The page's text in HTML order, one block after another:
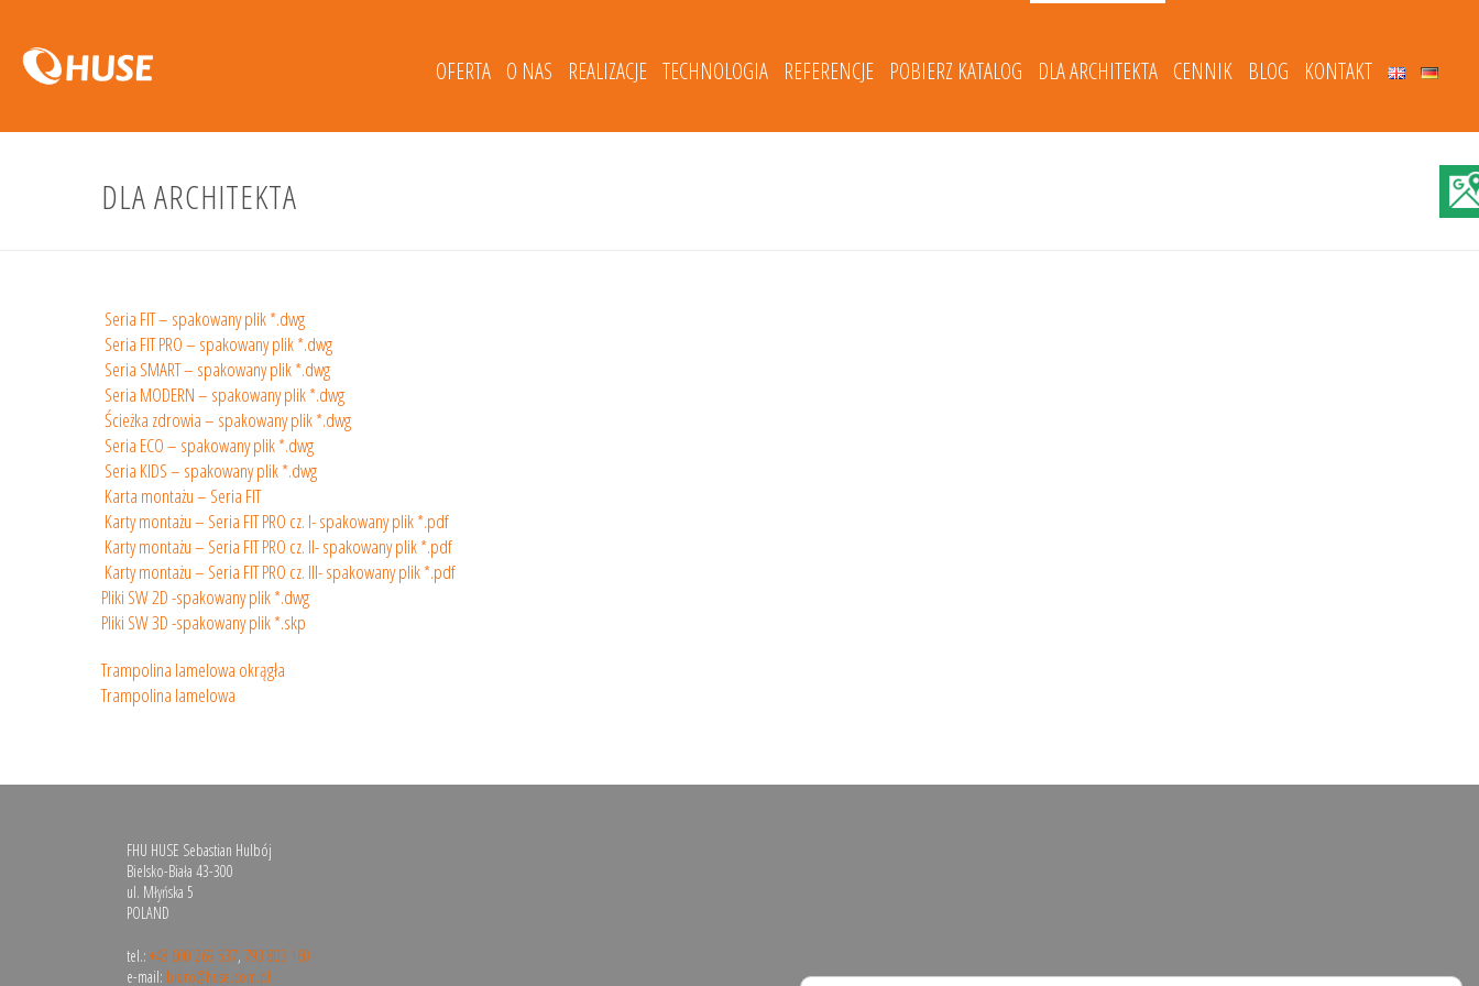
OFERTA O NAS REALIZACJE TECHNOLOGIA REFERENCJE POBIERZ KATALOG DLA ARCHITEKTA CENNIK BLOG KONTAKT
DLA ARCHITEKTA
Seria FIT – spakowany plik *.dwg
Seria FIT PRO – spakowany plik *.dwg
Seria SMART – spakowany plik *.dwg
Seria MODERN – spakowany plik *.dwg
Ścieżka zdrowia – spakowany plik *.dwg
Seria ECO – spakowany plik *.dwg
Seria KIDS – spakowany plik *.dwg
Karta montażu – Seria FIT
Karty montażu – Seria FIT PRO cz. I- spakowany plik *.pdf
Karty montażu – Seria FIT PRO cz. II- spakowany plik *.pdf
Karty montażu – Seria FIT PRO cz. III- spakowany plik *.pdf
Pliki SW 2D -spakowany plik *.dwg
Pliki SW 3D -spakowany plik *.skp
Trampolina lamelowa okrągła
Trampolina lamelowa
FHU HUSE Sebastian Hulbój
Bielsko-Biała 43-300
ul. Młyńska 5
POLAND
tel.:+48 600 269 537,793 803 160
e-mail: biuro@huse.com.pl